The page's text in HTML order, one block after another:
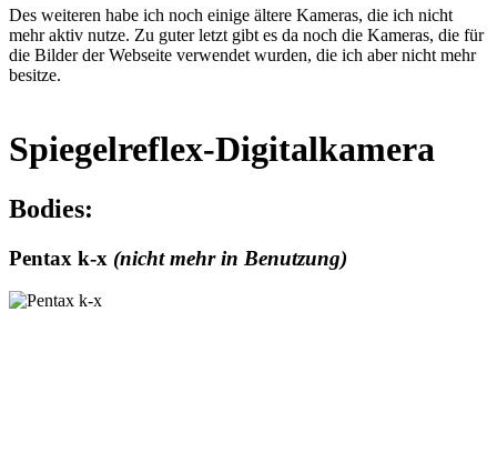
Des weiteren habe ich noch einige ältere Kameras, die ich nicht
mehr aktiv nutze. Zu guter letzt gibt es da noch die Kameras, die für
die Bilder der Webseite verwendet wurden, die ich aber nicht mehr
besitze.
Spiegelreflex-Digitalkamera
Bodies:
Pentax k-x (nicht mehr in Benutzung)